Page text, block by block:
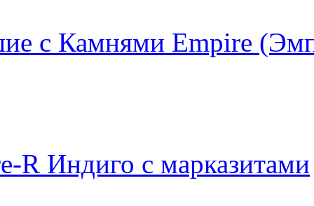
с Камнями Empire
R Индиго с марказитами